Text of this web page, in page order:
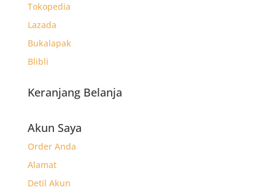
Tokopedia
Lazada
Bukalapak
Blibli
Keranjang Belanja
Akun Saya
Order Anda
Alamat
Detil Akun